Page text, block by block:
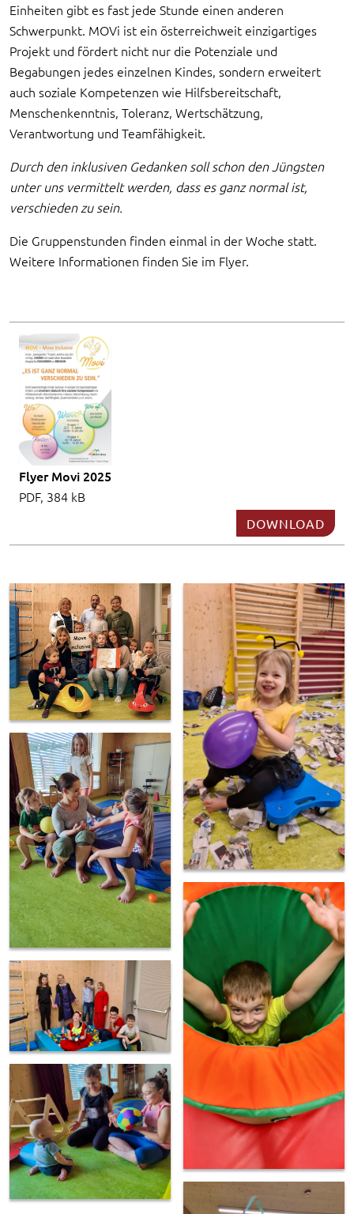
Einheiten gibt es fast jede Stunde einen anderen
Schwerpunkt. MOVi ist ein österreichweit einzigartiges
Projekt und fördert nicht nur die Potenziale und
Begabungen jedes einzelnen Kindes, sondern erweitert
auch soziale Kompetenzen wie Hilfsbereitschaft,
Menschenkenntnis, Toleranz, Wertschätzung,
Verantwortung und Teamfähigkeit.
Durch den inklusiven Gedanken soll schon den Jüngsten
unter uns vermittelt werden, dass es ganz normal ist,
verschieden zu sein.
Die Gruppenstunden finden einmal in der Woche statt.
Weitere Informationen finden Sie im Flyer.
Flyer Movi 2025
PDF, 384 kB
DOWNLOAD